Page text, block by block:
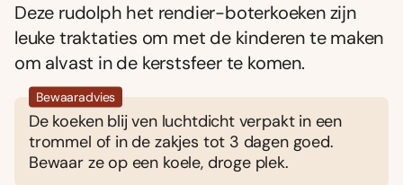
Deze rudolph het rendier-boterkoeken zijn
leuke traktaties om met de kinderen te maken
om alvast in de kerstsfeer te komen.
Bewaaradvies
De koeken blij ven luchtdicht verpakt in een
trommel of in de zakjes tot 3 dagen goed.
Bewaar ze op een koele, droge plek.